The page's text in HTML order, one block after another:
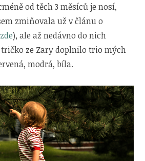
od těch 3 měsíců je nosí,
zmiňovala už v článu o
zde), ale až nedávno do nich
ze Zary doplnilo trio mých
modrá, bíla.